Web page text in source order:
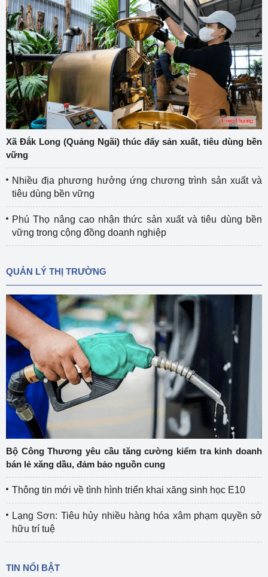
Xã Đắk Long (Quảng Ngãi) thúc đẩy sản xuất, tiêu dùng bền
vững
Nhiều địa phương hưởng ứng chương trình sản xuất và
tiêu dùng bền vững
Phú Thọ nâng cao nhận thức sản xuất và tiêu dùng bền
vững trong cộng đồng doanh nghiệp
QUẢN LÝ THỊ TRƯỜNG
Bộ Công Thương yêu cầu tăng cường kiểm tra kinh doanh
bán lẻ xăng dầu, đảm bảo nguồn cung
Thông tin mới về tình hình triển khai xăng sinh học E10
Lạng Sơn: Tiêu hủy nhiều hàng hóa xâm phạm quyền sở
hữu trí tuệ
TIN NỔI BẬT